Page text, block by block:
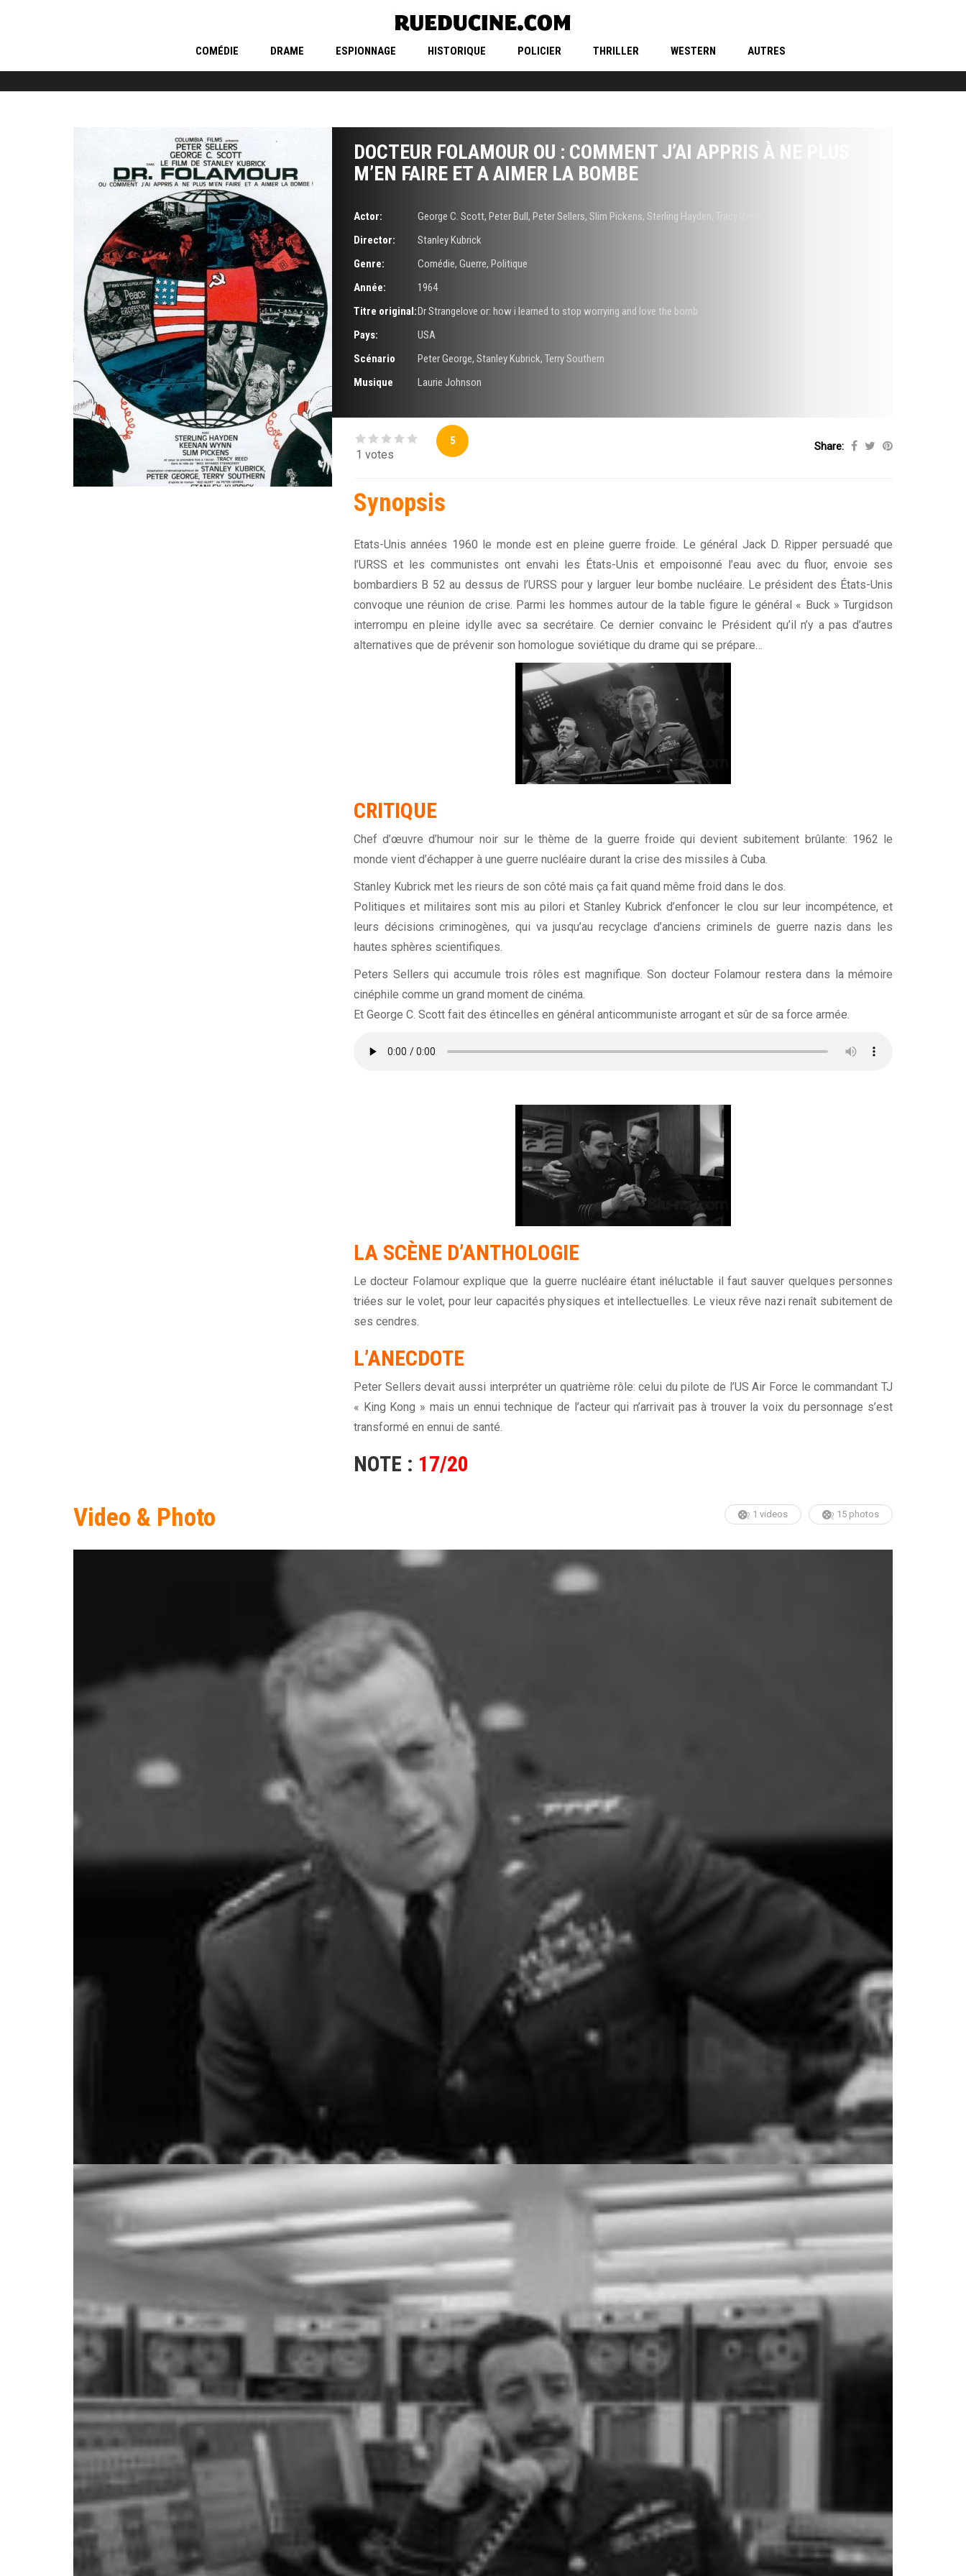
COMÉDIE DRAME ESPIONNAGE HISTORIQUE POLICIER THRILLER WESTERN AUTRES
DOCTEUR FOLAMOUR OU : COMMENT J’AI APPRIS À NE PLUS
M’EN FAIRE ET A AIMER LA BOMBE
Actor: George C. Scott, Peter Bull, Peter Sellers, Slim Pickens, Sterling Hayden
Director:
Stanley Kubrick
Genre:
Comédie, Guerre, Politique
Année:
1964
Titre original:Dr Strangelove or: how i learned to stop worrying and love the bomb
Pays:
USA
Scénario
Peter George, Stanley Kubrick, Terry Southern
Musique
Laurie Johnson
1 votes
5 Share:
Synopsis
Etats-Unis années 1960 le monde est en pleine guerre froide. Le général Jack D. Ripper persuadé que
l’URSS et les communistes ont envahi les États-Unis et empoisonné l’eau avec du fluor, envoie ses
bombardiers B 52 au dessus de l’URSS pour y larguer leur bombe nucléaire. Le président des États-Unis
convoque une réunion de crise. Parmi les hommes autour de la table figure le général « Buck » Turgidson
interrompu en pleine idylle avec sa secrétaire. Ce dernier convainc le Président qu’il n’y a pas d’autres
alternatives que de prévenir son homologue soviétique du drame qui se prépare…
CRITIQUE
Chef d’œuvre d’humour noir sur le thème de la guerre froide qui devient subitement brûlante: 1962 le
monde vient d’échapper à une guerre nucléaire durant la crise des missiles à Cuba.
Stanley Kubrick met les rieurs de son côté mais ça fait quand même froid dans le dos.
Politiques et militaires sont mis au pilori et Stanley Kubrick d’enfoncer le clou sur leur incompétence, et
leurs décisions criminogènes, qui va jusqu’au recyclage d’anciens criminels de guerre nazis dans les
hautes sphères scientifiques.
Peters Sellers qui accumule trois rôles est magnifique. Son docteur Folamour restera dans la mémoire
cinéphile comme un grand moment de cinéma.
Et George C. Scott fait des étincelles en général anticommuniste arrogant et sûr de sa force armée.
LA SCÈNE D’ANTHOLOGIE
Le docteur Folamour explique que la guerre nucléaire étant inéluctable il faut sauver quelques personnes
triées sur le volet, pour leur capacités physiques et intellectuelles. Le vieux rêve nazi renaît subitement de
ses cendres.
L’ANECDOTE
Peter Sellers devait aussi interpréter un quatrième rôle: celui du pilote de l’US Air Force le commandant TJ
« King Kong » mais un ennui technique de l’acteur qui n’arrivait pas à trouver la voix du personnage s’est
transformé en ennui de santé.
NOTE : 17/20
Video & Photo 1 videos 15 photos